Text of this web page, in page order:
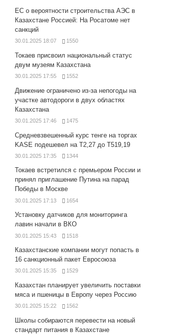
ЕС о вероятности строительства АЭС в
Казахстане Россией: На Росатоме нет
санкций
30.01.2025 18:07 1550
Токаев присвоил национальный статус
двум музеям Казахстана
30.01.2025 17:55 1552
Движение ограничено из-за непогоды на
участке автодороги в двух областях
Казахстана
30.01.2025 17:46 1475
Средневзвешенный курс тенге на торгах
KASE подешевел на Т2,27 до Т519,19
30.01.2025 17:35 1344
Токаев встретился с премьером России и
принял приглашение Путина на парад
Победы в Москве
30.01.2025 17:13 1654
Установку датчиков для мониторинга
лавин начали в ВКО
30.01.2025 15:43 1518
Казахстанские компании могут попасть в
16 санкционный пакет Евросоюза
30.01.2025 15:35 1529
Казахстан планирует увеличить поставки
мяса и пшеницы в Европу через Россию
30.01.2025 15:22 1562
Школы собираются перевести на новый
стандарт питания в Казахстане